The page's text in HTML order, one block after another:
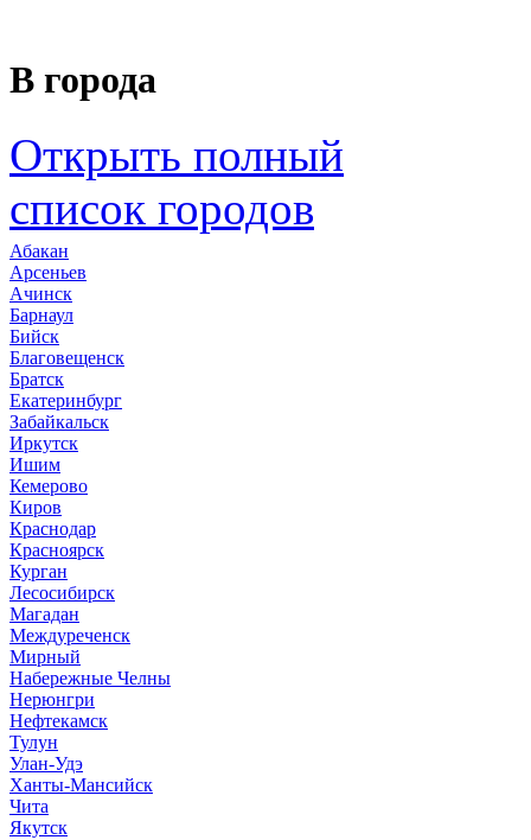
В города
Открыть полный
список городов
Абакан
Арсеньев
Ачинск
Барнаул
Бийск
Благовещенск
Братск
Екатеринбург
Забайкальск
Иркутск
Ишим
Кемерово
Киров
Краснодар
Красноярск
Курган
Лесосибирск
Магадан
Междуреченск
Мирный
Набережные Челны
Нерюнгри
Нефтекамск
Тулун
Улан-Удэ
Ханты-Мансийск
Чита
Якутск